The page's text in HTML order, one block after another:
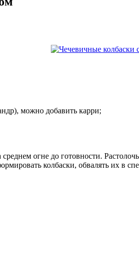
можно добавить карри;
огне до готовности.
колбаски, обвалять их в